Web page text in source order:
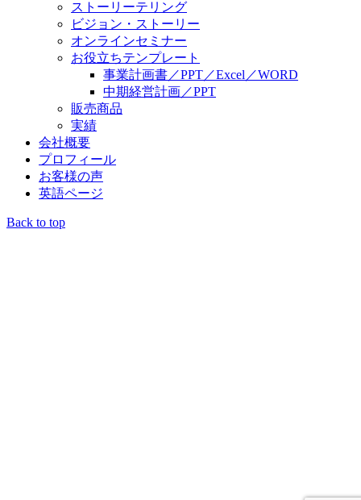
ストーリーテリング
ビジョン・ストーリー
オンラインセミナー
お役立ちテンプレート
事業計画書／PPT／Excel／WORD
中期経営計画／PPT
販売商品
実績
会社概要
プロフィール
お客様の声
英語ページ
Back to top